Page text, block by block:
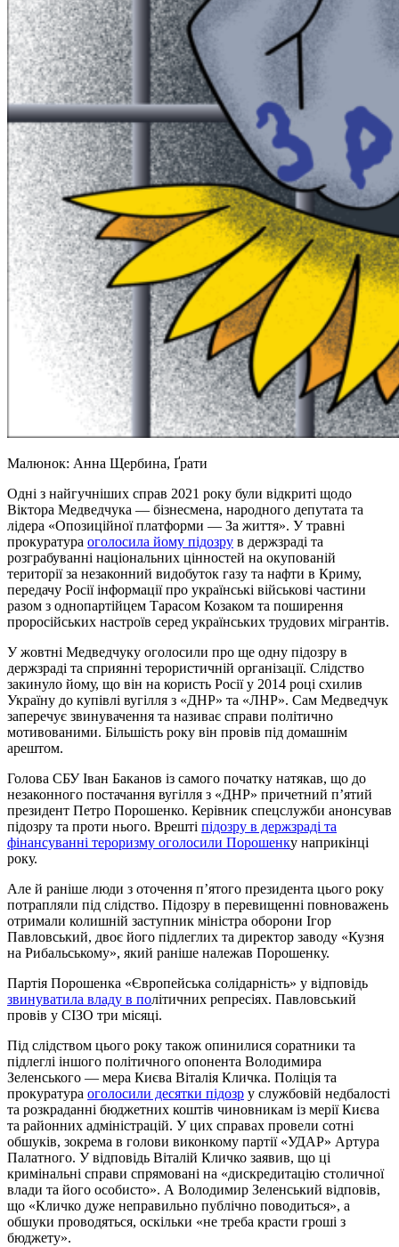
Малюнок: Анна Щербина, Ґрати
Одні з найгучніших справ 2021 року були відкриті щодо
Віктора Медведчука — бізнесмена, народного депутата та
лідера «Опозиційної платформи — За життя». У травні
прокуратура оголосила йому підозру в держзраді та
розграбуванні національних цінностей на окупованій
території за незаконний видобуток газу та нафти в Криму,
передачу Росії інформації про українські військові частини
разом з однопартійцем Тарасом Козаком та поширення
проросійських настроїв серед українських трудових мігрантів.
У жовтні Медведчуку оголосили про ще одну підозру в
держзраді та сприянні терористичній організації. Слідство
закинуло йому, що він на користь Росії у 2014 році схилив
Україну до купівлі вугілля з «ДНР» та «ЛНР». Сам Медведчук
заперечує звинувачення та називає справи політично
мотивованими. Більшість року він провів під домашнім
арештом.
Голова СБУ Іван Баканов із самого початку натякав, що до
незаконного постачання вугілля з «ДНР» причетний п’ятий
президент Петро Порошенко. Керівник спецслужби анонсував
підозру та проти нього. Врешті підозру в держзраді та
фінансуванні тероризму оголосили Порошенку наприкінці
року.
Але й раніше люди з оточення п’ятого президента цього року
потрапляли під слідство. Підозру в перевищенні повноважень
отримали колишній заступник міністра оборони Ігор
Павловський, двоє його підлеглих та директор заводу «Кузня
на Рибальському», який раніше належав Порошенку.
Партія Порошенка «Європейська солідарність» у відповідь
звинуватила владу в політичних репресіях. Павловський
провів у СІЗО три місяці.
Під слідством цього року також опинилися соратники та
підлеглі іншого політичного опонента Володимира
Зеленського — мера Києва Віталія Кличка. Поліція та
прокуратура оголосили десятки підозр у службовій недбалості
та розкраданні бюджетних коштів чиновникам із мерії Києва
та районних адміністрацій. У цих справах провели сотні
обшуків, зокрема в голови виконкому партії «УДАР» Артура
Палатного. У відповідь Віталій Кличко заявив, що ці
кримінальні справи спрямовані на «дискредитацію столичної
влади та його особисто». А Володимир Зеленський відповів,
що «Кличко дуже неправильно публічно поводиться», а
обшуки проводяться, оскільки «не треба красти гроші з
бюджету».